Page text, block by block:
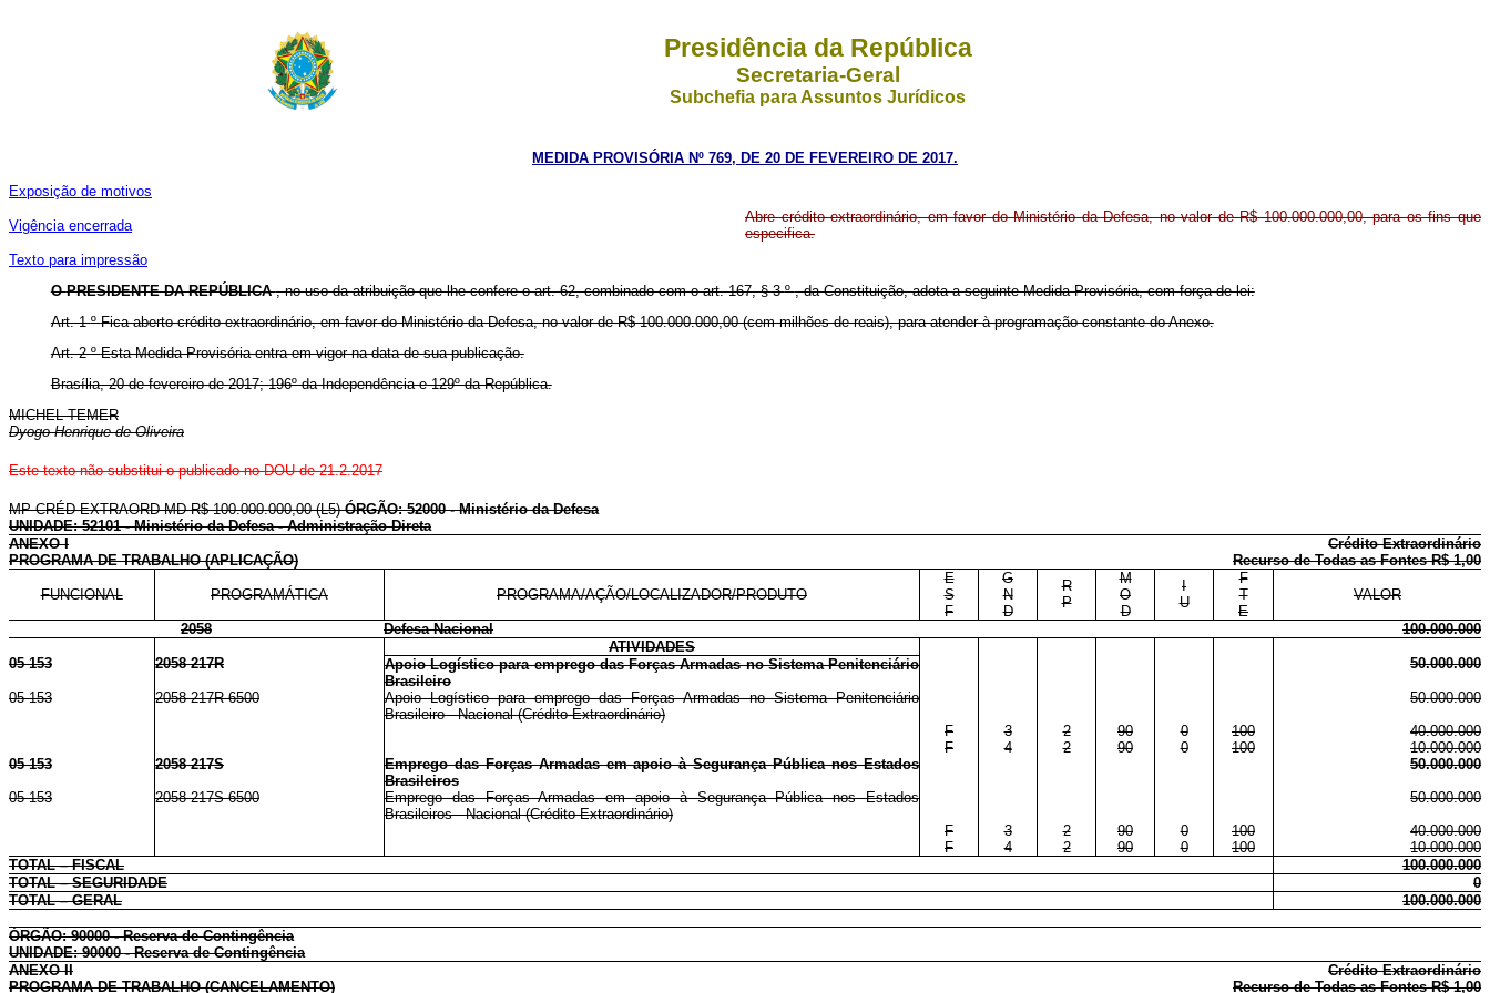
Presidência da República
Secretaria-Geral
Subchefia para Assuntos Jurídicos
MEDIDA PROVISÓRIA Nº 769, DE 20 DE FEVEREIRO DE 2017.
Exposição de motivos
Vigência encerrada
Texto para impressão
Abre crédito extraordinário, em favor do Ministério da Defesa, no valor de R$ 100.000.000,00, para os fins que
especifica.
OPRESIDENTE DA REPÚBLICA, no uso da atribuição que lhe confere o art. 62, combinado com o art. 167, § 3º, da Constituição, adota a seguinte Medida Provisória, com força de lei:
Art. 1ºFica aberto crédito extraordinário, em favor do Ministério da Defesa, no valor de R$ 100.000.000,00 (cem milhões de reais), para atender à programação constante do Anexo.
Art. 2ºEsta Medida Provisória entra em vigor na data de sua publicação.
Brasília, 20 de fevereiro de 2017; 196º da Independência e 129º da República.
MICHEL TEMER
Dyogo Henrique de Oliveira
Este texto não substitui o publicado no DOU de 21.2.2017
MP-CRÉD EXTRAORD MD R$ 100.000.000,00 (L5)ÓRGÃO: 52000 - Ministério da Defesa
UNIDADE: 52101 - Ministério da Defesa - Administração Direta
ANEXO I
Crédito Extraordinário
PROGRAMA DE TRABALHO (APLICAÇÃO)
Recurso de Todas as Fontes R$ 1,00
FUNCIONAL PROGRAMÁTICA PROGRAMA/AÇÃO/LOCALIZADOR/PRODUTO
E
S
F
G
N
D
R
P
M
O
D
I
U
F
T
E
VALOR
2058 Defesa Nacional
100.000.000
ATIVIDADES
05 153
2058 217R
Apoio Logístico para emprego das Forças Armadas no Sistema Penitenciário
Brasileiro
50.000.000
05 153 2058 217R 6500
Apoio Logístico para emprego das Forças Armadas no Sistema Penitenciário
Brasileiro - Nacional (Crédito Extraordinário)
50.000.000
F
3 2 90 0 100
40.000.000
F
4 2 90 0 100
10.000.000
05 153
2058 217S
Emprego das Forças Armadas em apoio à Segurança Pública nos Estados
Brasileiros
50.000.000
05 153
2058 217S 6500
Emprego das Forças Armadas em apoio à Segurança Pública nos Estados
Brasileiros - Nacional (Crédito Extraordinário)
50.000.000
F
3 2 90 0 100
40.000.000
F
4 2 90 0 100
10.000.000
TOTAL – FISCAL
100.000.000
TOTAL – SEGURIDADE
0
TOTAL – GERAL
100.000.000
ÓRGÃO: 90000 - Reserva de Contingência
UNIDADE: 90000 - Reserva de Contingência
ANEXO II
Crédito Extraordinário
PROGRAMA DE TRABALHO (CANCELAMENTO)
Recurso de Todas as Fontes R$ 1,00